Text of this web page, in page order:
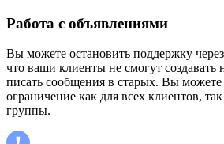
Работа с объявлениями
Вы можете остановить поддержку
что ваши клиенты не смогут создавать
писать сообщения в старых. Вы можете
ограничение как для всех клиентов,
группы.